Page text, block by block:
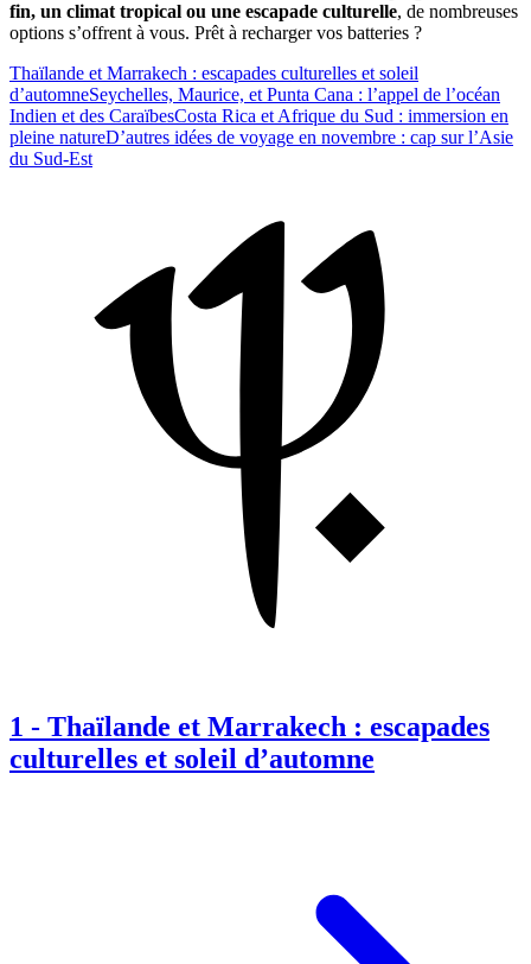
fin, un climat tropical ou une escapade culturelle, de nombreuses
options s’offrent à vous. Prêt à recharger vos batteries ?
Thaïlande et Marrakech : escapades culturelles et soleil
d’automneSeychelles, Maurice, et Punta Cana : l’appel de l’océan
Indien et des CaraïbesCosta Rica et Afrique du Sud : immersion en
pleine natureD’autres idées de voyage en novembre : cap sur l’Asie
du Sud-Est
1 - Thaïlande et Marrakech : escapades
culturelles et soleil d’automne